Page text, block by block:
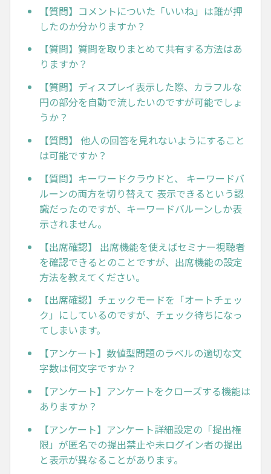
【質問】コメントについた「いいね」は誰が押
したのか分かりますか？
【質問】質問を取りまとめて共有する方法はあ
りますか？
【質問】ディスプレイ表示した際、カラフルな
円の部分を自動で流したいのですが可能でしょ
うか？
【質問】 他人の回答を見れないようにすること
は可能ですか？
【質問】キーワードクラウドと、 キーワードバ
ルーンの両方を切り替えて 表示できるという認
識だったのですが、キーワードバルーンしか表
示されません。
【出席確認】 出席機能を使えばセミナー視聴者
を確認できるとのことですが、出席機能の設定
方法を教えてください。
【出席確認】チェックモードを「オートチェッ
ク」にしているのですが、チェック待ちになっ
てしまいます。
【アンケート】数値型問題のラベルの適切な文
字数は何文字ですか？
【アンケート】アンケートをクローズする機能は
ありますか？
【アンケート】アンケート詳細設定の「提出権
限」が匿名での提出禁止や未ログイン者の提出
と表示が異なることがあります。